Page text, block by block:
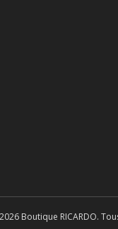
Boutique RICARDO.